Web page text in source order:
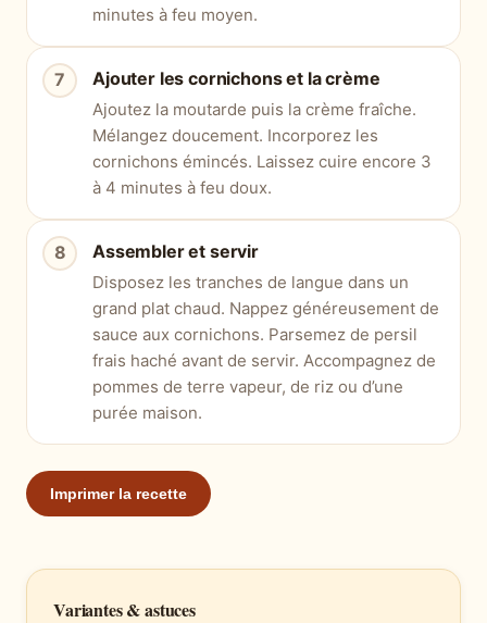
minutes à feu moyen.
Ajouter les cornichons et la crème
Ajoutez la moutarde puis la crème fraîche.
Mélangez doucement. Incorporez les
cornichons émincés. Laissez cuire encore 3
à 4 minutes à feu doux.
Assembler et servir
Disposez les tranches de langue dans un
grand plat chaud. Nappez généreusement de
sauce aux cornichons. Parsemez de persil
frais haché avant de servir. Accompagnez de
pommes de terre vapeur, de riz ou d’une
purée maison.
Imprimer la recette
Variantes & astuces